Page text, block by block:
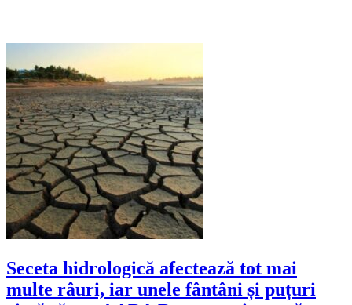
Seceta hidrologică afectează tot mai
multe râuri, iar unele fântâni și puțuri